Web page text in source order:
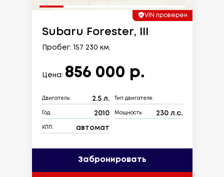
VIN проверен
Subaru Forester, III
Пробег: 157 230 км.
Цена: 856 000 р.
Двигатель: 2.5 л. Тип двигателя:
Год: 2010 Мощность: 230 л.с.
КПП: автомат
Забронировать